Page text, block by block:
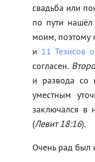
свадьба или
по пути
моим, поэтому
и 11 Тезисов
согласен.
и развода со
уместным
заключался в
(Левит 18:16).
Очень рад был